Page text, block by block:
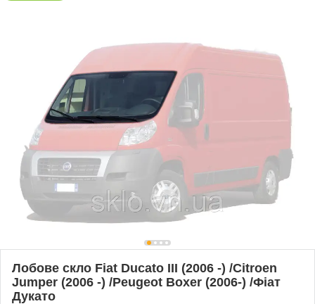
Лобове скло Fiat Ducato III (2006 -) /Citroen
Jumper (2006 -) /Peugeot Boxer (2006-) /Фіат
Дукато